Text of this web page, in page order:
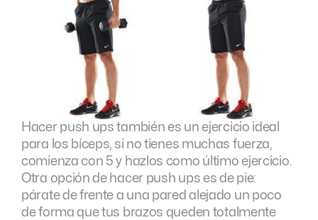
Hacer push ups también es un ejercicio ideal
para los bíceps, si no tienes muchas fuerza,
comienza con 5 y hazlos como último ejercicio.
Otra opción de hacer push ups es de pie:
párate de frente a una pared alejado un poco
de forma que tus brazos queden totalmente